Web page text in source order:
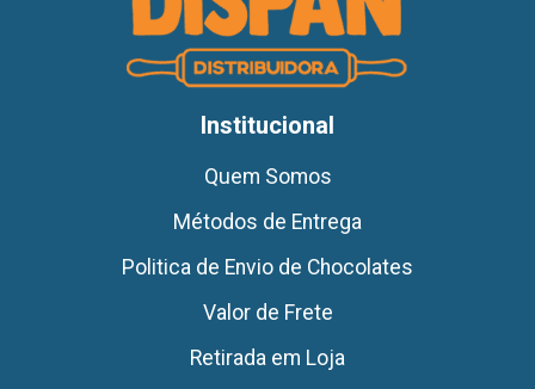
Institucional
Quem Somos
Métodos de Entrega
Politica de Envio de Chocolates
Valor de Frete
Retirada em Loja